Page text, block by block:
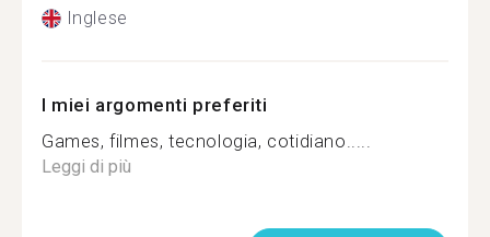
Inglese
I miei argomenti preferiti
Games, filmes, tecnologia, cotidiano.....
Leggi di più